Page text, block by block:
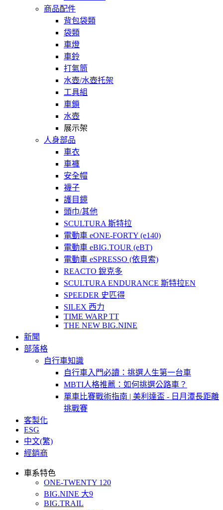
商品配件
背包袋類
袋類
車燈
車鈴
打氣筒
水壺/水壺托架
工具組
車鎖
水壺
展示架
人身部品
車衣
車褲
安全帽
襪子
護目鏡
頭巾/其他
SCULTURA 斯特拉
電動車 eONE-FORTY (e140)
電動車 eBIG.TOUR (eBT)
電動車 eSPRESSO (依貝索)
REACTO 銳克多
SCULTURA ENDURANCE 斯特拉EN
SPEEDER 史匹得
SILEX 西力
TIME WARP TT
THE NEW BIG.NINE
新聞
部落格
自行車知識
自行車入門必讀：挑選人生第一台車
MBTI人格推薦：如何挑選公路車？
單車比賽戰術指南 | 美利達盃 - 日月潭長距離
挑戰賽
客製化
ESG
中文(繁)
經銷商
車系特色
ONE-TWENTY 120
BIG.NINE 大9
BIG.TRAIL